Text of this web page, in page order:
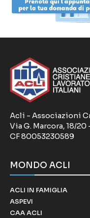
Acli - Associazioni
Via G. Marcora, 18/
CF 80053230589
MONDO ACLI
ACLI IN FAMIGLIA
ASPEVI
CAA ACLI